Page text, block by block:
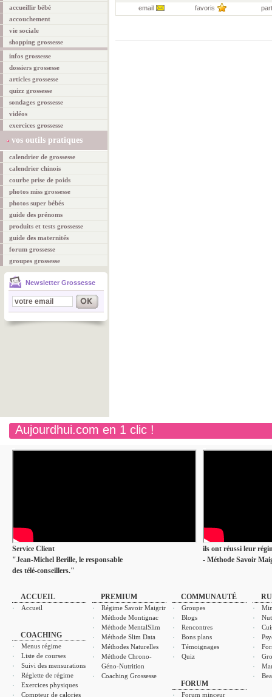
accueillir bébé
accouchement
vie sociale
shopping grossesse
infos grossesse
dossiers grossesse
articles grossesse
quizz grossesse
sondages grossesse
vidéos
exercices grossesse
vos outils pratiques
calendrier de grossesse
calendrier chinois
courbe prise de poids
photos miss grossesse
photos super bébés
guide des prénoms
produits et tests grossesse
guide des maternités
forum grossesse
groupes grossesse
Newsletter Grossesse
email favoris
Aujourdhui.com en 1 clic !
Service Client
"Jean-Michel Berille, le responsable
des télé-conseillers."
ils ont réussi leur
- Méthode Savoir
ACCUEIL
Accueil
COACHING
Menus régime
Liste de courses
Suivi des mensurations
Réglette de régime
Exercices physiques
Compteur de calories
PREMIUM
Régime Savoir Maigrir
Méthode Montignac
Méthode MentalSlim
Méthode Slim Data
Méthodes Naturelles
Méthode Chrono-
Géno-Nutrition
Coaching Grossesse
COMMUNAUTÉ
Groupes
Blogs
Rencontres
Bons plans
Témoignages
Quiz
FORUM
Forum minceur